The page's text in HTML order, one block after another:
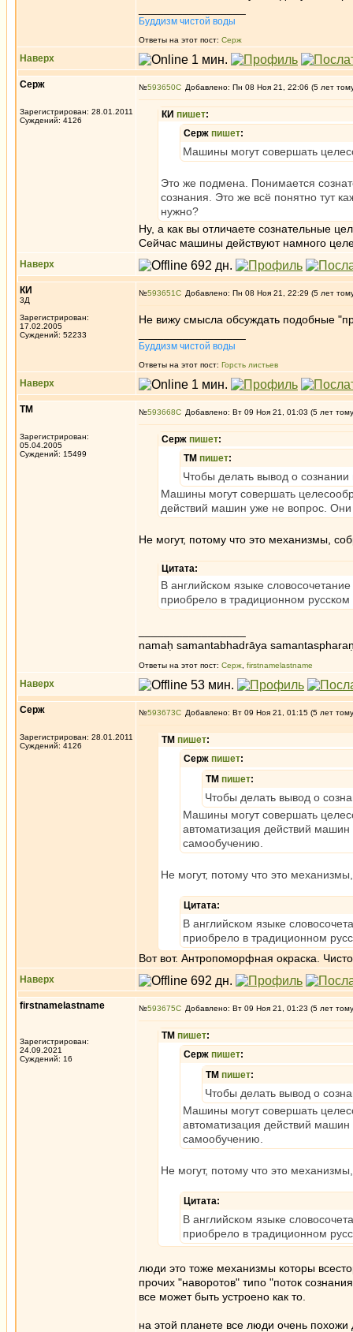
Буддизм чистой воды
Ответы на этот пост: Серж
Наверх
Серж
Зарегистрирован: 28.01.2011
Суждений: 4126
№593650 Добавлено: Пн 08 Ноя 21, 22:06 (5 лет
КИ пишет:
Серж пишет:
Машины могут совершать
Это же подмена. Понимается
сознания. Это же всё понятно тут
нужно?
Ну, а как вы отличаете сознательные
Сейчас машины действуют намного
Наверх
КИ
3Д
Зарегистрирован:
17.02.2005
Суждений: 52233
№593651 Добавлено: Пн 08 Ноя 21, 22:29 (5 лет
Не вижу смысла обсуждать подобные
Буддизм чистой воды
Ответы на этот пост: Горсть листьев
Наверх
ТМ
Зарегистрирован:
05.04.2005
Суждений: 15499
№593668 Добавлено: Вт 09 Ноя 21, 01:03 (5 лет
Серж пишет:
ТМ пишет:
Чтобы делать вывод о
Машины могут совершать
действий машин уже не вопрос.
Не могут, потому что это механизмы,
Цитата:
В английском языке
приобрело в традиционном
namaḥ samantabhadrāya
Ответы на этот пост: Серж firstnamelastname
Наверх
Серж
Зарегистрирован: 28.01.2011
Суждений: 4126
№593673 Добавлено: Вт 09 Ноя 21, 01:15 (5 лет
ТМ пишет:
Серж пишет:
ТМ пишет:
Чтобы делать вывод о
Машины могут совершать
автоматизация действий
самообучению.
Не могут, потому что это
Цитата:
В английском языке
приобрело в традиционном
Вот вот. Антропоморфная окраска.
Наверх
firstnamelastname
Зарегистрирован:
24.09.2021
Суждений: 16
№593675 Добавлено: Вт 09 Ноя 21, 01:23 (5 лет
ТМ пишет:
Серж пишет:
ТМ пишет:
Чтобы делать вывод о
Машины могут совершать
автоматизация действий
самообучению.
Не могут, потому что это
Цитата:
В английском языке
приобрело в традиционном
люди это тоже механизмы которы
прочих "наворотов" типо "поток
все может быть устроено как то.
на этой планете все люди очень